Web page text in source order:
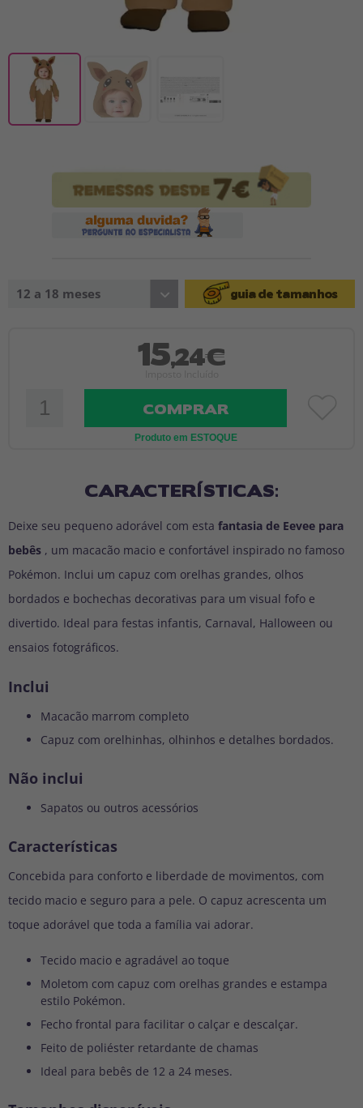
12 a 18 meses guia de tamanhos
15,24€
COMPRAR
Produto em ESTOQUE
CARACTERÍSTICAS:
Deixe seu pequeno adorável com esta fantasia de Eevee para
bebês , um macacão macio e confortável inspirado no famoso
Pokémon. Inclui um capuz com orelhas grandes, olhos
bordados e bochechas decorativas para um visual fofo e
divertido. Ideal para festas infantis, Carnaval, Halloween ou
ensaios fotográficos.
Inclui
Macacão marrom completo
Capuz com orelhinhas, olhinhos e detalhes bordados.
Não inclui
Sapatos ou outros acessórios
Características
Concebida para conforto e liberdade de movimentos, com
tecido macio e seguro para a pele. O capuz acrescenta um
toque adorável que toda a família vai adorar.
Tecido macio e agradável ao toque
Moletom com capuz com orelhas grandes e estampa
estilo Pokémon.
Fecho frontal para facilitar o calçar e descalçar.
Feito de poliéster retardante de chamas
Ideal para bebês de 12 a 24 meses.